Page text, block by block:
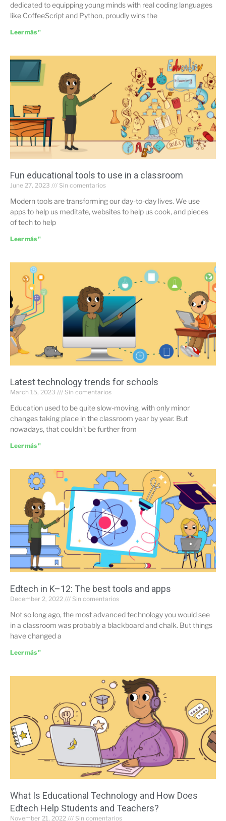
dedicated to equipping young minds with real coding languages
like CoffeeScript and Python, proudly wins the
Leer más "
Fun educational tools to use in a classroom
June 27, 2023 Sin comentarios
Modern tools are transforming our day-to-day lives. We use
apps to help us meditate, websites to help us cook, and pieces
of tech to help
Leer más "
Latest technology trends for schools
March 15, 2023 Sin comentarios
Education used to be quite slow-moving, with only minor
changes taking place in the classroom year by year. But
nowadays, that couldn’t be further from
Leer más "
Edtech in K–12: The best tools and apps
December 2, 2022 Sin comentarios
Not so long ago, the most advanced technology you would see
in a classroom was probably a blackboard and chalk. But things
have changed a
Leer más "
What Is Educational Technology and How Does
Edtech Help Students and Teachers?
November 21, 2022 Sin comentarios